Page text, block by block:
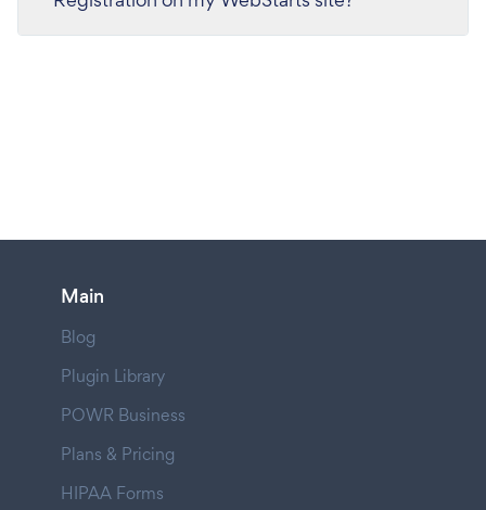
Main
Blog
Plugin Library
POWR Business
Plans & Pricing
HIPAA Forms